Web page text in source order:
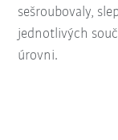
sešroubovaly,
jednotlivých
úrovni.